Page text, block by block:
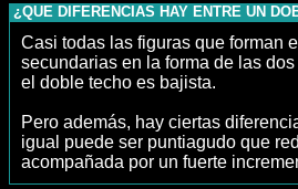
¿QUE DIFERENCIAS HAY ENTRE UN
Casi todas las figuras que forman
secundarias en la forma de las
el doble techo es bajista.
Pero además, hay ciertas
igual puede ser puntiagudo que
acompañada por un fuerte